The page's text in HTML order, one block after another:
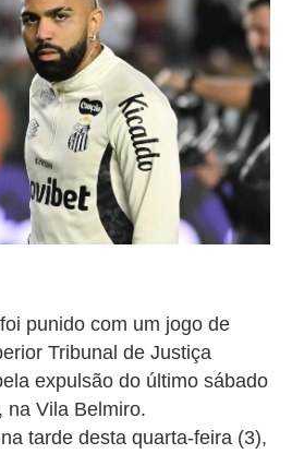
punido com um jogo de
Tribunal de Justiça
expulsão do último sábado
na Vila Belmiro.
tarde desta quarta-feira (3),